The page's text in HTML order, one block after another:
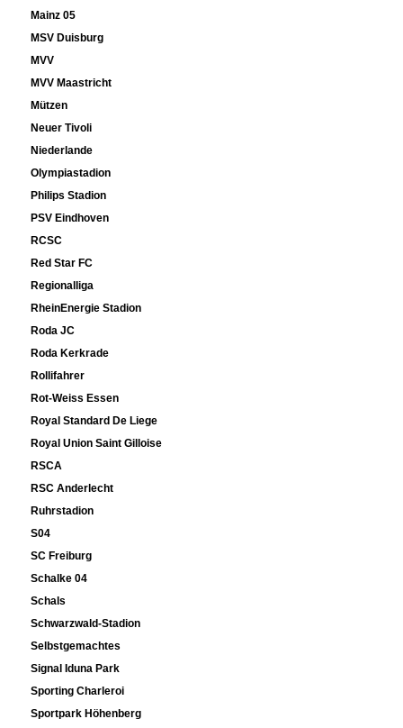
Mainz 05
MSV Duisburg
MVV
MVV Maastricht
Mützen
Neuer Tivoli
Niederlande
Olympiastadion
Philips Stadion
PSV Eindhoven
RCSC
Red Star FC
Regionalliga
RheinEnergie Stadion
Roda JC
Roda Kerkrade
Rollifahrer
Rot-Weiss Essen
Royal Standard De Liege
Royal Union Saint Gilloise
RSCA
RSC Anderlecht
Ruhrstadion
S04
SC Freiburg
Schalke 04
Schals
Schwarzwald-Stadion
Selbstgemachtes
Signal Iduna Park
Sporting Charleroi
Sportpark Höhenberg